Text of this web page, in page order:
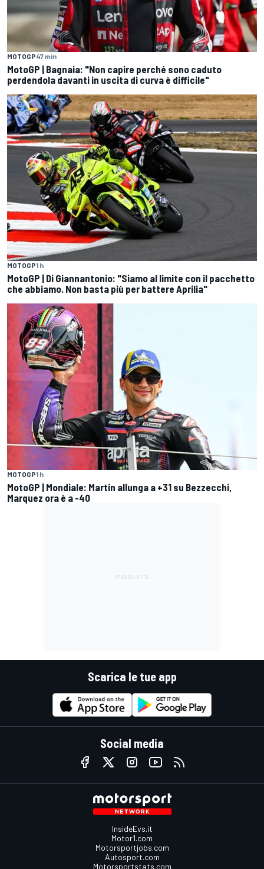
MOTOGP47 min
MotoGP | Bagnaia: "Non capire perché sono caduto
perdendola davanti in uscita di curva è difficile"
MOTOGP1 h
MotoGP | Di Giannantonio: "Siamo al limite con il pacchetto
che abbiamo. Non basta più per battere Aprilia"
MOTOGP1 h
MotoGP | Mondiale: Martin allunga a +31 su Bezzecchi,
Marquez ora è a -40
Scarica le tue app
Social media
InsideEvs.it
Motor1.com
Motorsportjobs.com
Autosport.com
Motorsportstats.com